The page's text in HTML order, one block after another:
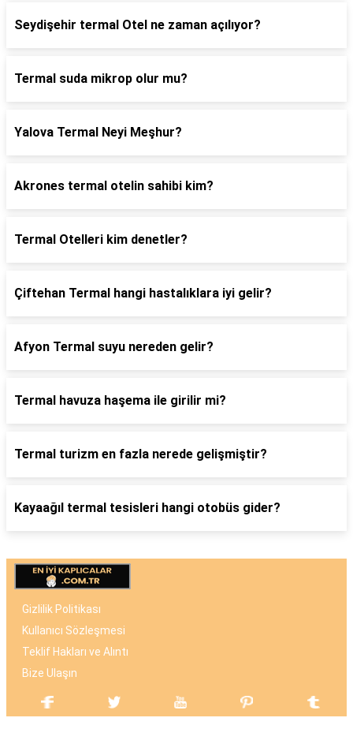
Seydişehir termal Otel ne zaman açılıyor?
Termal suda mikrop olur mu?
Yalova Termal Neyi Meşhur?
Akrones termal otelin sahibi kim?
Termal Otelleri kim denetler?
Çiftehan Termal hangi hastalıklara iyi gelir?
Afyon Termal suyu nereden gelir?
Termal havuza haşema ile girilir mi?
Termal turizm en fazla nerede gelişmiştir?
Kayaağıl termal tesisleri hangi otobüs gider?
Gizlilik Politikası
Kullanıcı Sözleşmesi
Teklif Hakları ve Alıntı
Bize Ulaşın